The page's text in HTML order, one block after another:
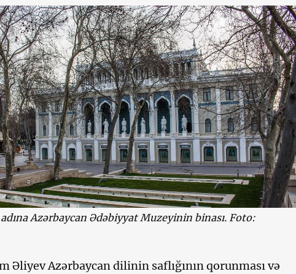
Azərbaycan Ədəbiyyat Muzeyinin binası. Foto:
Əliyev Azərbaycan dilinin saflığının qorunması və